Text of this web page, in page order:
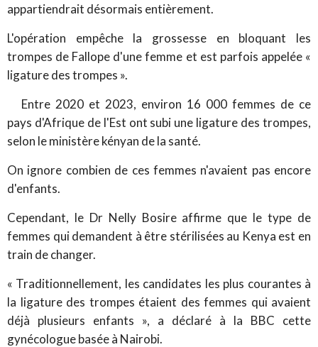
appartiendrait désormais entièrement.
L'opération empêche la grossesse en bloquant les
trompes de Fallope d'une femme et est parfois appelée «
ligature des trompes ».
Entre 2020 et 2023, environ 16 000 femmes de ce
pays d'Afrique de l'Est ont subi une ligature des trompes,
selon le ministère kényan de la santé.
On ignore combien de ces femmes n'avaient pas encore
d'enfants.
Cependant, le Dr Nelly Bosire affirme que le type de
femmes qui demandent à être stérilisées au Kenya est en
train de changer.
« Traditionnellement, les candidates les plus courantes à
la ligature des trompes étaient des femmes qui avaient
déjà plusieurs enfants », a déclaré à la BBC cette
gynécologue basée à Nairobi.